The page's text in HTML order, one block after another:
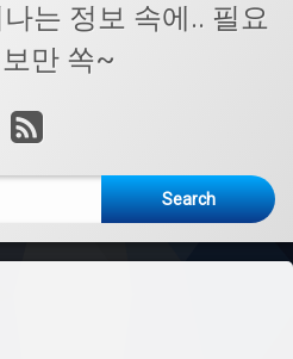
는 정보 속에.. 필요
만 쏙~
RSS
Search for: